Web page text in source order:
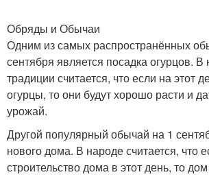
Обряды и Обычаи
Одним из самых распространённых
сентября является посадка огурцов. В
традиции считается, что если на этот
огурцы, то они будут хорошо расти и
урожай.
Другой популярный обычай на 1
нового дома. В народе считается, что
строительство дома в этот день, то